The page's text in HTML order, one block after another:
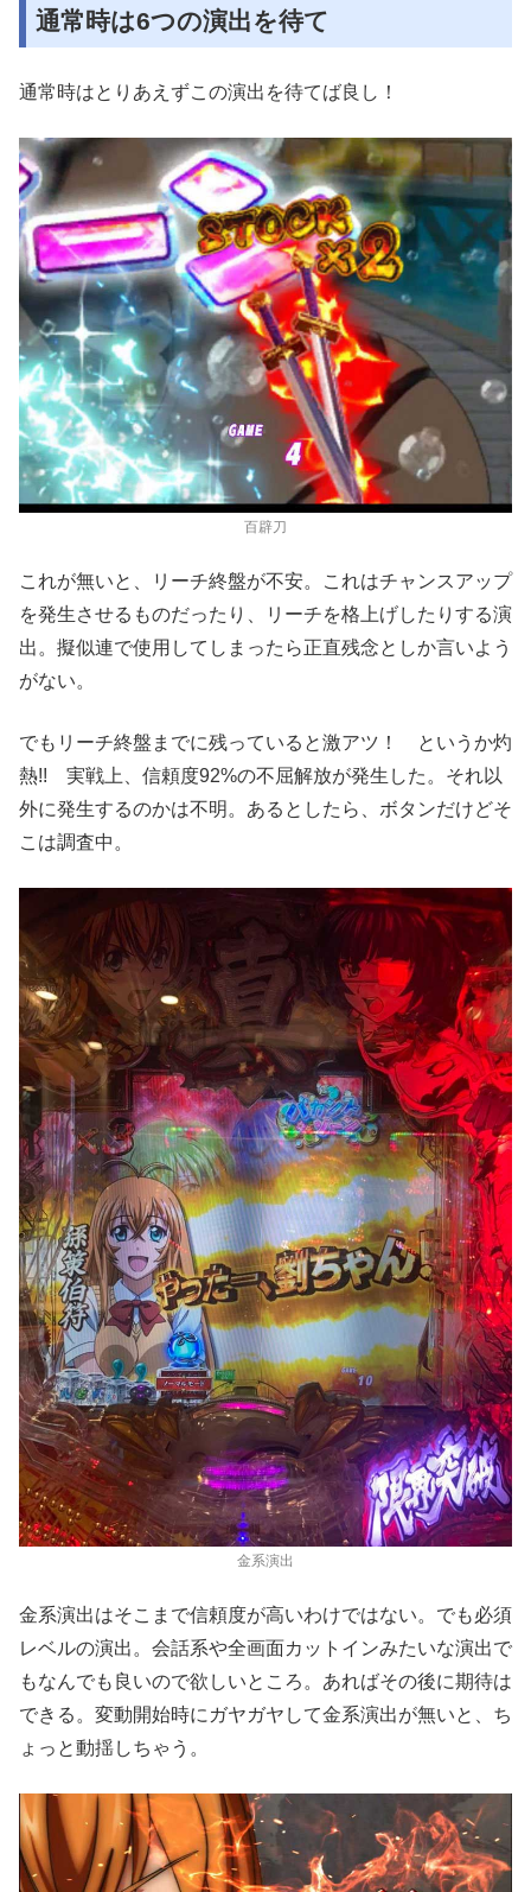
通常時は6つの演出を待て
通常時はとりあえずこの演出を待てば良し！
百辟刀
これが無いと、リーチ終盤が不安。これはチャンスアップ
を発生させるものだったり、リーチを格上げしたりする演
出。擬似連で使用してしまったら正直残念としか言いよう
がない。
でもリーチ終盤までに残っていると激アツ！ というか灼
熱!! 実戦上、信頼度92%の不屈解放が発生した。それ以
外に発生するのかは不明。あるとしたら、ボタンだけどそ
こは調査中。
金系演出
金系演出はそこまで信頼度が高いわけではない。でも必須
レベルの演出。会話系や全画面カットインみたいな演出で
もなんでも良いので欲しいところ。あればその後に期待は
できる。変動開始時にガヤガヤして金系演出が無いと、ち
ょっと動揺しちゃう。